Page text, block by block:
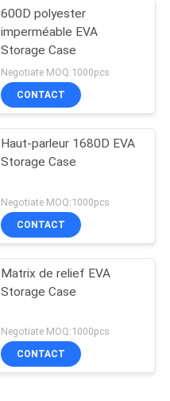
600D polyester
imperméable EVA
Storage Case
Negotiate MOQ:1000pcs
CONTACT
Haut-parleur 1680D EVA
Storage Case
Negotiate MOQ:1000pcs
CONTACT
Matrix de relief EVA
Storage Case
Negotiate MOQ:1000pcs
CONTACT